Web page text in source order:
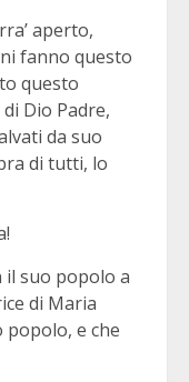
aperto,
fanno questo
questo
Dio Padre,
da suo
di tutti, lo
il suo popolo a
di Maria
popolo, e che